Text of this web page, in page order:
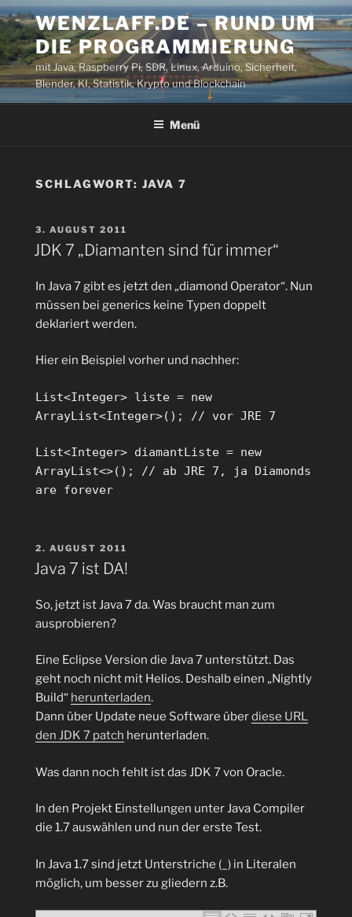
Zum
Inhalt
springen
WENZLAFF.DE – RUND UM
DIE PROGRAMMIERUNG
mit Java, Raspberry Pi, SDR, Linux, Arduino, Sicherheit,
Blender, KI, Statistik, Krypto und Blockchain
Menü
SCHLAGWORT: JAVA 7
VERÖFFENTLICHT
AM
3. AUGUST 2011
JDK 7 „Diamanten sind für immer“
In Java 7 gibt es jetzt den „diamond Operator“. Nun
müssen bei generics keine Typen doppelt
deklariert werden.
Hier ein Beispiel vorher und nachher:
List<Integer> liste = new
ArrayList<Integer>(); // vor JRE 7
List<Integer> diamantListe = new
ArrayList<>(); // ab JRE 7, ja Diamonds
are forever
VERÖFFENTLICHT
AM
2. AUGUST 2011
Java 7 ist DA!
So, jetzt ist Java 7 da. Was braucht man zum
ausprobieren?
Eine Eclipse Version die Java 7 unterstützt. Das
geht noch nicht mit Helios. Deshalb einen „Nightly
Build“ herunterladen.
Dann über Update neue Software überdiese URL
den JDK 7 patch herunterladen.
Was dann noch fehlt ist das JDK 7 von Oracle.
In den Projekt Einstellungen unter Java Compiler
die 1.7 auswählen und nun der erste Test.
In Java 1.7 sind jetzt Unterstriche (_) in Literalen
möglich, um besser zu gliedern z.B.